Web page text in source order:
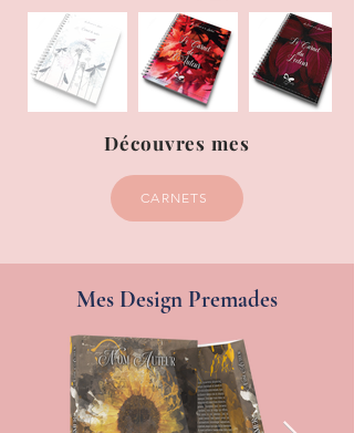
Découvres mes
CARNETS
Mes Design Premades